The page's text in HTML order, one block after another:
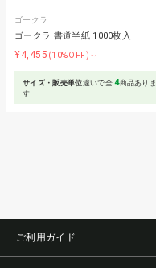
ゴークラ
ゴークラ 書道半紙 1000枚入
¥4,455 (10%OFF)～
サイズ・販売単位違いで全4商品ありま
す
ご利用ガイド